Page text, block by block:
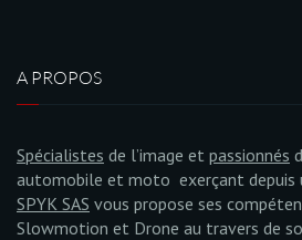
A PROPOS
Spécialistes de l’image et passionnés
automobile et moto exerçant depuis
SPYK SAS vous propose ses
Slowmotion et Drone au travers de